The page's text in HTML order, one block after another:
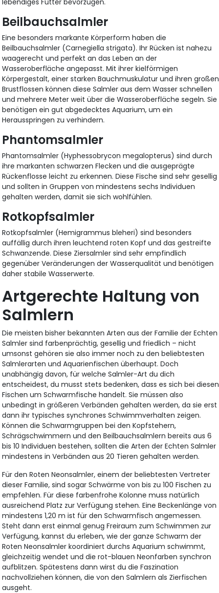
Beilbauchsalmler
Eine besonders markante Körperform haben die
Beilbauchsalmler (Carnegiella strigata). Ihr Rücken ist nahezu
waagerecht und perfekt an das Leben an der
Wasseroberfläche angepasst. Mit ihrer kielförmigen
Körpergestalt, einer starken Bauchmuskulatur und ihren großen
Brustflossen können diese Salmler aus dem Wasser schnellen
und mehrere Meter weit über die Wasseroberfläche segeln. Sie
benötigen ein gut abgedecktes Aquarium, um ein
Herausspringen zu verhindern.
Phantomsalmler
Phantomsalmler (Hyphessobrycon megalopterus) sind durch
ihre markanten schwarzen Flecken und die ausgeprägte
Rückenflosse leicht zu erkennen. Diese Fische sind sehr gesellig
und sollten in Gruppen von mindestens sechs Individuen
gehalten werden, damit sie sich wohlfühlen.
Rotkopfsalmler
Rotkopfsalmler (Hemigrammus bleheri) sind besonders
auffällig durch ihren leuchtend roten Kopf und das gestreifte
Schwanzende. Diese Ziersalmler sind sehr empfindlich
gegenüber Veränderungen der Wasserqualität und benötigen
daher stabile Wasserwerte.
Artgerechte Haltung von
Salmlern
Die meisten bisher bekannten Arten aus der Familie der Echten
Salmler sind farbenprächtig, gesellig und friedlich – nicht
umsonst gehören sie also immer noch zu den beliebtesten
Salmlerarten und Aquarienfischen überhaupt. Doch
unabhängig davon, für welche Salmler-Art du dich
entscheidest, du musst stets bedenken, dass es sich bei diesen
Fischen um Schwarmfische handelt. Sie müssen also
unbedingt in größeren Verbänden gehalten werden, da sie erst
dann ihr typisches synchrones Schwimmverhalten zeigen.
Können die Schwarmgruppen bei den Kopfstehern,
Schrägschwimmern und den Beilbauchsalmlern bereits aus 6
bis 10 Individuen bestehen, sollten die Arten der Echten Salmler
mindestens in Verbänden aus 20 Tieren gehalten werden.
Für den Roten Neonsalmler, einem der beliebtesten Vertreter
dieser Familie, sind sogar Schwärme von bis zu 100 Fischen zu
empfehlen. Für diese farbenfrohe Kolonne muss natürlich
ausreichend Platz zur Verfügung stehen. Eine Beckenlänge von
mindestens 1,20 m ist für den Schwarmfisch angemessen.
Steht dann erst einmal genug Freiraum zum Schwimmen zur
Verfügung, kannst du erleben, wie der ganze Schwarm der
Roten Neonsalmler koordiniert durchs Aquarium schwimmt,
gleichzeitig wendet und die rot-blauen Neonfarben synchron
aufblitzen. Spätestens dann wirst du die Faszination
nachvollziehen können, die von den Salmlern als Zierfischen
ausgeht.